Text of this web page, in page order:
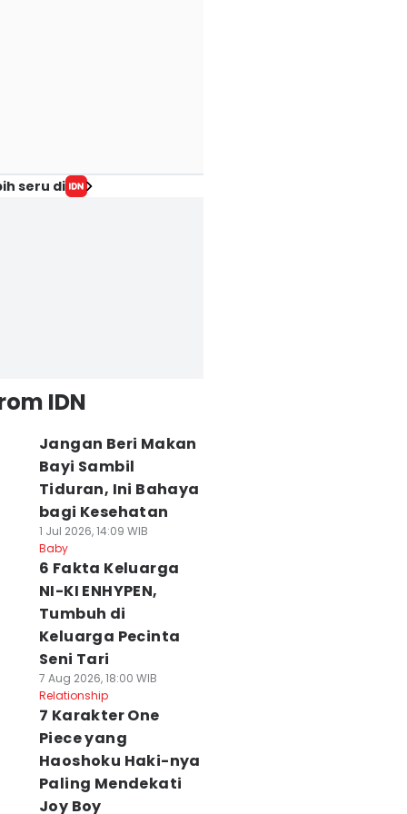
seru di
IDN
Jangan Beri Makan
Bayi Sambil
Tiduran, Ini Bahaya
bagi Kesehatan
1 Jul 2026, 14:09 WIB
Baby
6 Fakta Keluarga
NI-KI ENHYPEN,
Tumbuh di
Keluarga Pecinta
Seni Tari
7 Aug 2026, 18:00 WIB
Relationship
7 Karakter One
Piece yang
Haoshoku Haki-nya
Paling Mendekati
Joy Boy